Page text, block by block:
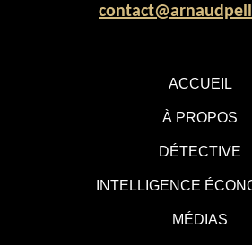
ACCUEIL
À PROPOS
DÉTECTIVE
INTELLIGENCE
MÉDIAS